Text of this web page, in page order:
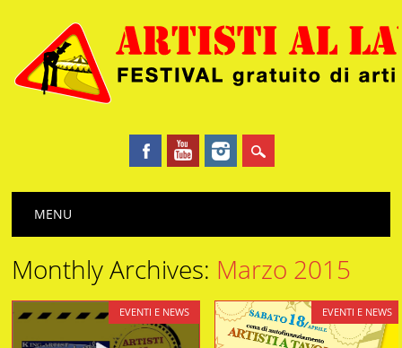
Main menu
MENU
Monthly Archives: Marzo 2015
EVENTI E NEWS EVENTI E NEWS